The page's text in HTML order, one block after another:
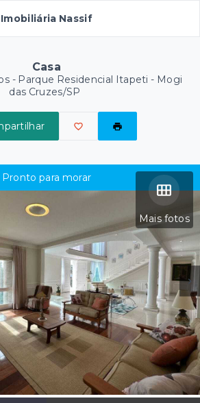
Imobiliária Nassif
Casa
- Parque Residencial Itapeti - Mogi
das Cruzes/SP
Mais fotos
Pronto para morar